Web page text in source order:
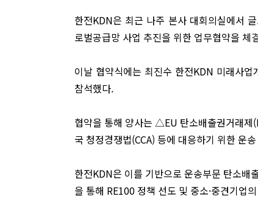
한전KDN은 최근 나주 본사 대회의실에서
로벌공급망 사업 추진을 위한 업무협약을 체
이날 협약식에는 최진수 한전KDN 미래사
참석했다.
협약을 통해 양사는 △EU 탄소배출권거래
국 청정경쟁법(CCA) 등에 대응하기 위한 운
한전KDN은 이를 기반으로 운송부문 탄소배
을 통해 RE100 정책 선도 및 중소·중견기업